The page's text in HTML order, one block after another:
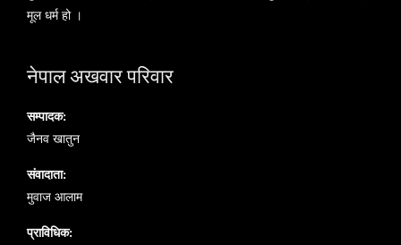
मूल धर्म हो ।
नेपाल अखवार परिवार
सम्पादक:
जैनव खातुन
संवादाता:
मुवाज आलाम
प्राविधिक: